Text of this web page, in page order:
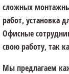
сложных
работ, установка
Офисные
свою работу, так
Мы предлагаем